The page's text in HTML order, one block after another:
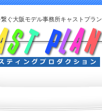
繋ぐ大阪モデル事務所キャストプラン